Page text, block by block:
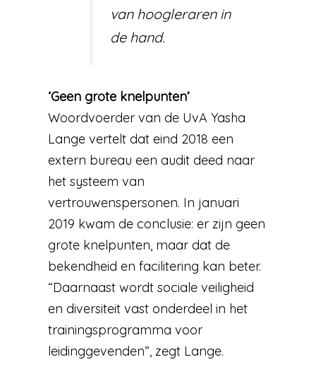
van hoogleraren in
de hand.
‘Geen grote knelpunten’
Woordvoerder van de UvA Yasha
Lange vertelt dat eind 2018 een
extern bureau een audit deed naar
het systeem van
vertrouwenspersonen. In januari
2019 kwam de conclusie: er zijn geen
grote knelpunten, maar dat de
bekendheid en facilitering kan beter.
“Daarnaast wordt sociale veiligheid
en diversiteit vast onderdeel in het
trainingsprogramma voor
leidinggevenden”, zegt Lange.